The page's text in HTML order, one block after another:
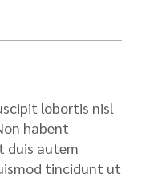
lobortis nisl
habent
duis autem
tincidunt ut